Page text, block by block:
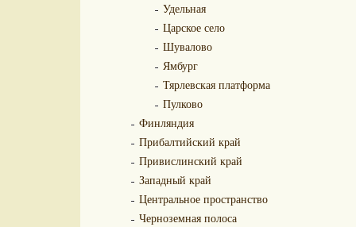
Удельная
Царское село
Шувалово
Ямбург
Тярлевская платформа
Пулково
Финляндия
Прибалтийский край
Привислинский край
Западный край
Центральное пространство
Черноземная полоса